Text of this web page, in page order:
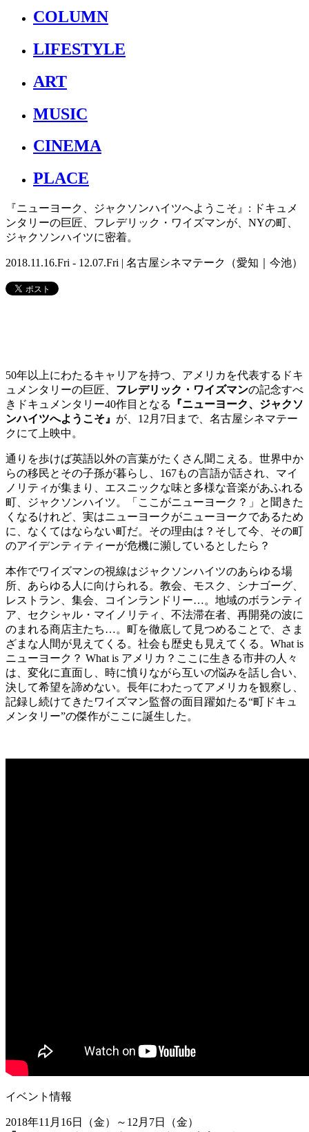
COLUMN
LIFESTYLE
ART
MUSIC
CINEMA
PLACE
『ニューヨーク、ジャクソンハイツへようこそ』: ドキュメ
ンタリーの巨匠、フレデリック・ワイズマンが、NYの町、
ジャクソンハイツに密着。
2018.11.16.Fri - 12.07.Fri | 名古屋シネマテーク（愛知｜今池）
50年以上にわたるキャリアを持つ、アメリカを代表するドキ
ュメンタリーの巨匠、 フレデリック・ワイズマンの記念すべ
きドキュメンタリー40作目となる
『ニューヨーク、ジャクソ
ンハイツへようこそ』 が、12月7日まで、名古屋シネマテー
クにて上映中。
通りを歩けば英語以外の言葉がたくさん聞こえる。世界中か
らの移民とその子孫が暮らし、167もの言語が話され、マイ
ノリティが集まり、エスニックな味と多様な音楽があふれる
町、ジャクソンハイツ。「ここがニューヨーク？」と聞きた
くなるけれど、実はニューヨークがニューヨークであるため
に、なくてはならない町だ。その理由は？そして今、その町
のアイデンティティーが危機に瀕しているとしたら？
本作でワイズマンの視線はジャクソンハイツのあらゆる場
所、あらゆる人に向けられる。教会、モスク、シナゴーグ、
レストラン、集会、コインランドリー…。地域のボランティ
ア、セクシャル・マイノリティ、不法滞在者、再開発の波に
のまれる商店主たち…。町を徹底して見つめることで、さま
ざまな人間が見えてくる。社会も歴史も見えてくる。What is
ニューヨーク？ What is アメリカ？ここに生きる市井の人々
は、変化に直面し、時に憤りながら互いの悩みを話し合い、
決して希望を諦めない。長年にわたってアメリカを観察し、
記録し続けてきたワイズマン監督の面目躍如たる“町ドキュ
メンタリー”の傑作がここに誕生した。
イベント情報
2018年11月16日（金）～12月7日（金）